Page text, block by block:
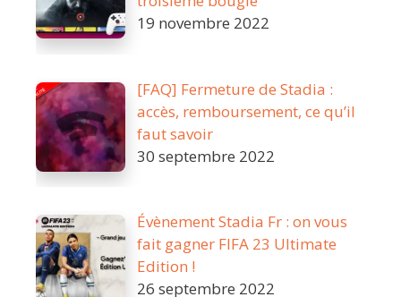
19 novembre 2022
[FAQ] Fermeture de Stadia :
accès, remboursement, ce qu’il
faut savoir
30 septembre 2022
Évènement Stadia Fr : on vous
fait gagner FIFA 23 Ultimate
Edition !
26 septembre 2022